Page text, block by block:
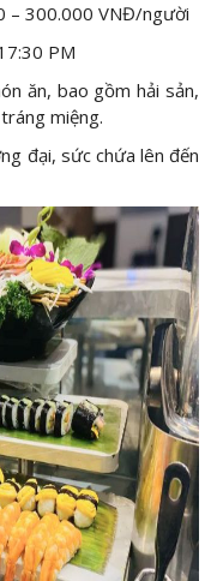
– 300.000 VNĐ/người
PM
ăn, bao gồm hải sản,
miệng.
đại, sức chứa lên đến